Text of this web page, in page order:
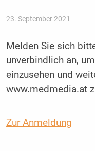
23. September 2021
Melden Sie sich
unverbindlich an,
einzusehen und
www.medmedia.at
Zur Anmeldung